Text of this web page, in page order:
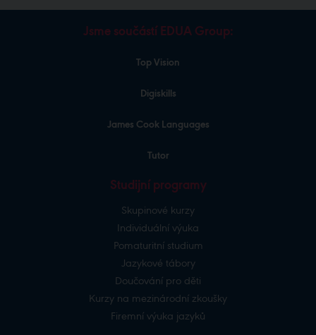
Jsme součástí EDUA Group:
Top Vision
Digiskills
James Cook Languages
Tutor
Studijní programy
Skupinové kurzy
Individuální výuka
Pomaturitní studium
Jazykové tábory
Doučování pro děti
Kurzy na mezinárodní zkoušky
Firemní výuka jazyků